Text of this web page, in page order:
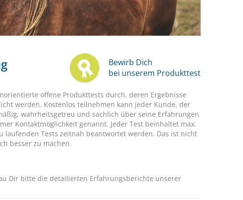
Bewirb Dich
bei unserem Produkttest
offene Produkttests durch, deren Ergebnisse
werden. Kostenlos teilnehmen kann jeder Kunde, der
wahrheitsgetreu und sachlich über seine Erfahrungen
Kontaktmöglichkeit genannt. Jeder Test beinhaltet max.
Tests zeitnah beantwortet werden. Das ist nicht
besser zu machen.
Dir bitte die detailierten Erfahrungsberichte unserer